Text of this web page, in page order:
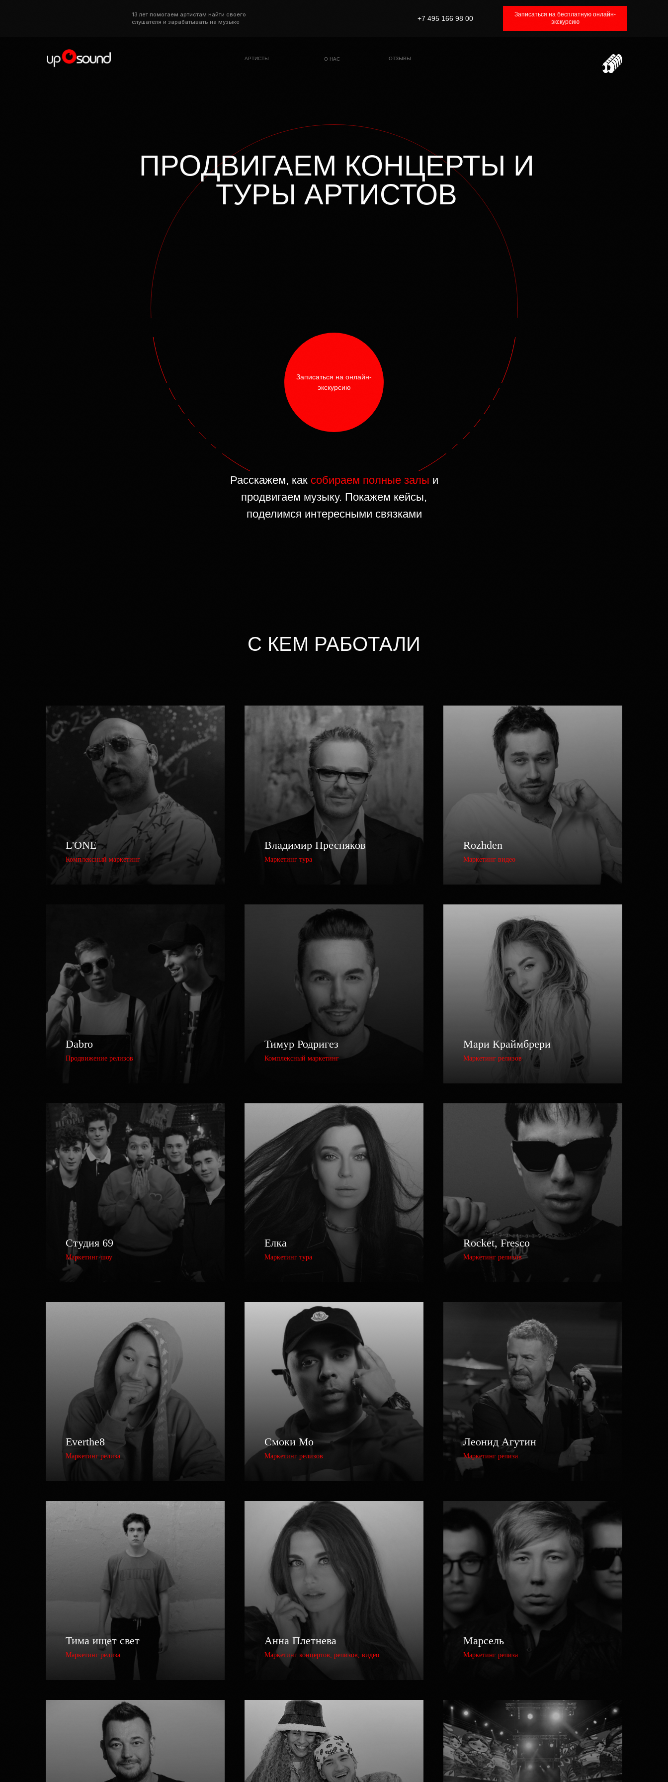
Нажимая на кнопку "Записаться", вы даете
Согласие на обработку персональных
Политикой обработки персональных данных
согласие на получение рекламной рассылки
ЗАПИСАТЬСЯ НА ЭКСКУРСИЮ
PDF-Инструкция как завирусить свой трек в TikTok
PDF-Инструкция как можно собрать концерт
Лайфхаки: 10 способов
продвижения клипов
Гайд как писать тексты, чтобы
их приняли
Записаться на бесплатную онлайн-
экскурсию
13 лет помогаем артистам найти своего
слушателя и зарабатывать на музыке
+7 495 166 98 00
АРТИСТЫ О НАС ОТЗЫВЫ
ПРОДВИГАЕМ КОНЦЕРТЫ И
ТУРЫ АРТИСТОВ
Записаться на онлайн-
экскурсию
Расскажем, как собираем полные залы и
продвигаем музыку. Покажем кейсы,
поделимся интересными связками
С КЕМ РАБОТАЛИ
L'ONE
Комплексный маркетинг
Владимир Пресняков
Маркетинг тура
Rozhden
Маркетинг видео
Dabro
Продвижение релизов
Тимур Родригез
Комплексный маркетинг
Мари Краймбрери
Маркетинг релизов
Студия 69
Маркетинг шоу
Елка
Маркетинг тура
Rocket, Fresco
Маркетинг релизов
Everthe8
Маркетинг релиза
Смоки Мо
Маркетинг релизов
Леонид Агутин
Маркетинг релиза
Тима ищет свет
Маркетинг релиза
Анна Плетнева
Маркетинг концертов, релизов, видео
Марсель
Маркетинг релиза